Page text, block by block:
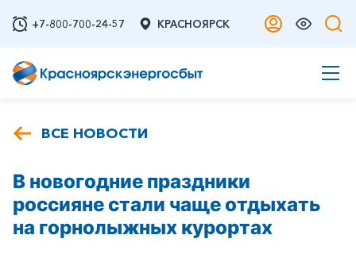
+7-800-700-24-57 КРАСНОЯРСК
ВСЕ НОВОСТИ
В новогодние праздники
россияне стали чаще отдыхать
на горнолыжных курортах